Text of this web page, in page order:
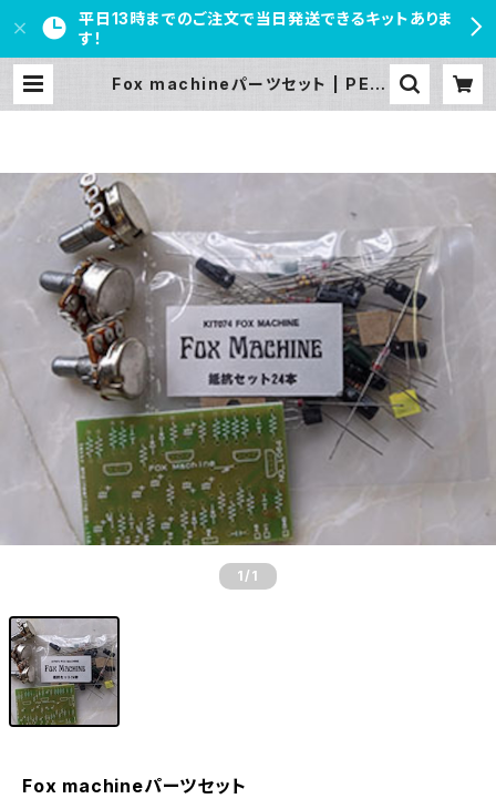
平日13時までのご注文で当日発送できるキットありま
す！
Fox machineパーツセット | PED
1 /1
Fox machineパーツセット